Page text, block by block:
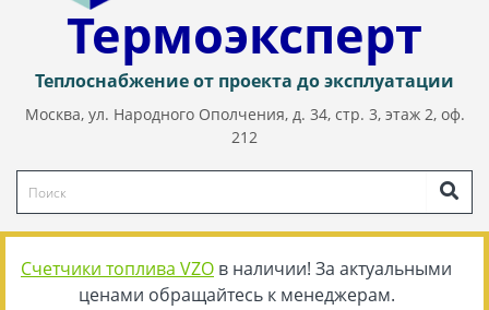
Термоэксперт
Теплоснабжение от проекта до эксплуатации
Москва, ул. Народного Ополчения, д. 34, стр. 3, этаж 2, оф.
212
Счетчики топлива VZO в наличии! За актуальными
ценами обращайтесь к менеджерам.